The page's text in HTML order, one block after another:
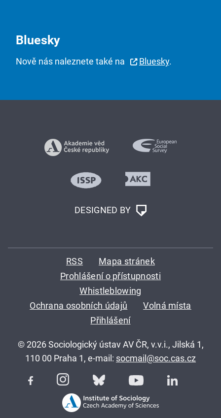
Bluesky
Nově nás naleznete také na Bluesky.
DESIGNED BY
RSS
Mapa stránek
Prohlášení o přístupnosti
Whistleblowing
Ochrana osobních údajů
Volná místa
Přihlášení
© 2026 Sociologický ústav AV ČR, v.v.i., Jilská 1,
110 00 Praha 1, e-mail: socmail@soc.cas.cz